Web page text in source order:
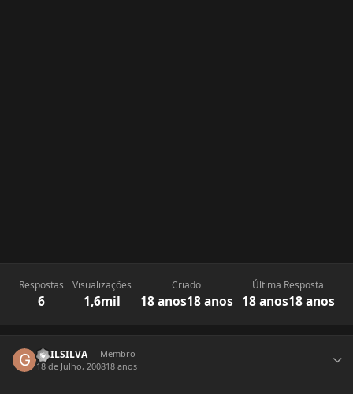
Respostas
6
Visualizações
1,6mil
Criado
18 anos18 anos
Última Resposta
18 anos18 anos
GUILSILVA
Membro
18 de Julho, 200818 anos